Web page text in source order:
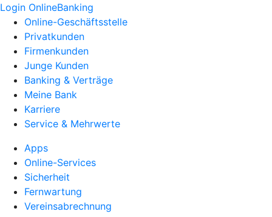
Login OnlineBanking
Online-Geschäftsstelle
Privatkunden
Firmenkunden
Junge Kunden
Banking & Verträge
Meine Bank
Karriere
Service & Mehrwerte
Apps
Online-Services
Sicherheit
Fernwartung
Vereinsabrechnung